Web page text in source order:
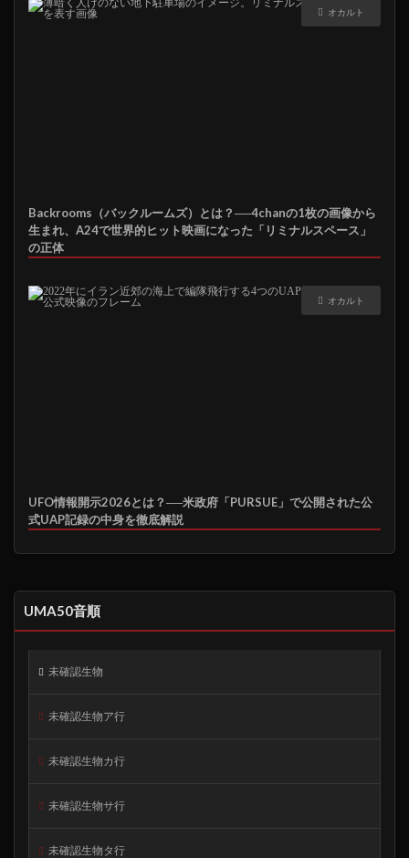
オカルト
Backrooms（バックルームズ）とは？──4chanの1枚の画像から
生まれ、A24で世界的ヒット映画になった「リミナルスペース」
の正体
オカルト
UFO情報開示2026とは？──米政府「PURSUE」で公開された公
式UAP記録の中身を徹底解説
UMA50音順
未確認生物
未確認生物ア行
未確認生物カ行
未確認生物サ行
未確認生物タ行